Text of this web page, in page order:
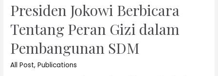
Presiden Jokowi Berbicara
Tentang Peran Gizi dalam
Pembangunan SDM
All Post,Publications